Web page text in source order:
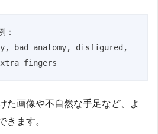
：
bad anatomy, disfigured,
fingers
た画像や不自然な手足など、よ
きます。